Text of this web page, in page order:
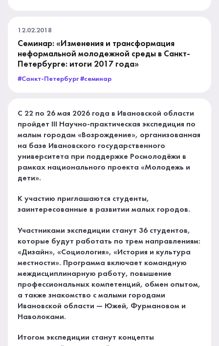
12.02.2018
Семинар: «Изменения и трансформация
неформальной молодежной среды в Санкт-
Петербурге: итоги 2017 года»
#Санкт-Петербург #семинар
С 22 по 26 мая 2026 года в Ивановской области
пройдет III Научно-практическая экспедиция по
малым городам «Возрождение», организованная
на базе Ивановского государственного
университета при поддержке Росмолодёжи в
рамках национального проекта «Молодежь и
дети».
К участию приглашаются студенты,
заинтересованные в развитии малых городов.
Участниками экспедиции станут 36 студентов,
которые будут работать по трем направлениям:
«Дизайн», «Социология», «История и культура
местности». Программа включает командную
междисциплинарную работу, повышение
профессиональных компетенций, обмен опытом,
а также знакомство с малыми городами
Ивановской области — Южей, Фурмановом и
Наволоками.
Итогом экспедиции станут концепты